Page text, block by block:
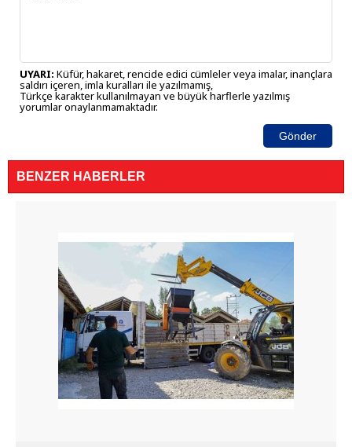
UYARI: Küfür, hakaret, rencide edici cümleler veya imalar, inançlara
saldırı içeren, imla kuralları ile yazılmamış,
Türkçe karakter kullanılmayan ve büyük harflerle yazılmış
yorumlar onaylanmamaktadır.
Gönder
BENZER HABERLER